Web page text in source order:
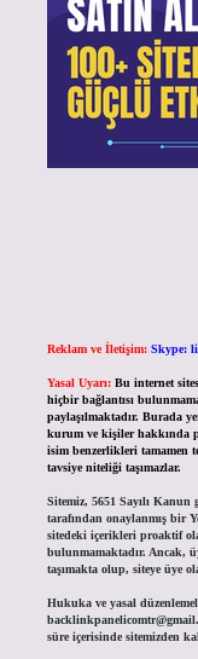
Reklam ve İletişim: Skype:
Yasal Uyarı: Bu internet
hiçbir bağlantısı
paylaşılmaktadır. Burada
kurum ve kişiler hakkında
isim benzerlikleri tamamen
tavsiye niteliği taşımazlar.
Sitemiz, 5651 Sayılı
tarafından onaylanmış bir
sitedeki içerikleri proaktif
bulunmamaktadır. Ancak,
taşımakta olup, siteye üye
Hukuka ve yasal
süre içerisinde sitemizden